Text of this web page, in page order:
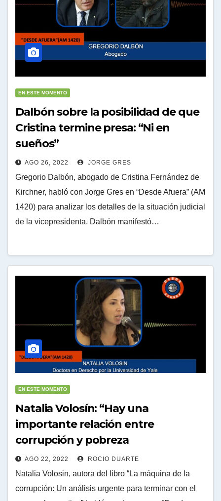
EN ESTE MOMENTO
Dalbón sobre la posibilidad de que
Cristina termine presa: “Ni en
sueños”
AGO 26, 2022 JORGE GRES
Gregorio Dalbón, abogado de Cristina Fernández de
Kirchner, habló con Jorge Gres en “Desde Afuera” (AM
1420) para analizar los detalles de la situación judicial
de la vicepresidenta. Dalbón manifestó…
EN ESTE MOMENTO
Natalia Volosín: “Hay una
importante relación entre
corrupción y pobreza
AGO 22, 2022 ROCIO DUARTE
Natalia Volosin, autora del libro “La máquina de la
corrupción: Un análisis urgente para terminar con el